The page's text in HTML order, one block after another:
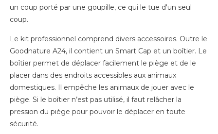
un coup porté par une goupille, ce qui le tue d'un seul
coup.
Le kit professionnel comprend divers accessoires. Outre le
Goodnature A24, il contient un Smart Cap et un boîtier. Le
boîtier permet de déplacer facilement le piège et de le
placer dans des endroits accessibles aux animaux
domestiques. Il empêche les animaux de jouer avec le
piège. Si le boîtier n’est pas utilisé, il faut relâcher la
pression du piège pour pouvoir le déplacer en toute
sécurité.